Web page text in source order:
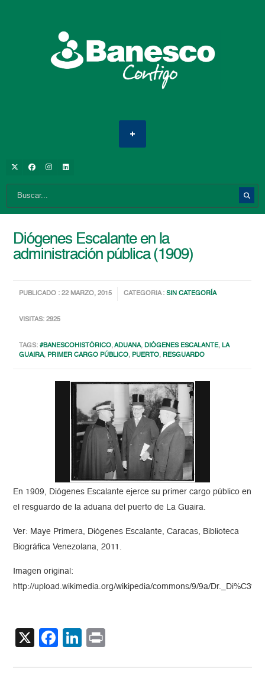
Diógenes Escalante en la
administración pública (1909)
PUBLICADO : 22 MARZO, 2015 CATEGORIA :SIN CATEGORÍA
VISITAS: 2925
TAGS:#BANESCOHISTÓRICO,ADUANA,DIÓGENES ESCALANTE,LA
GUAIRA, PRIMER CARGO PÚBLICO, PUERTO, RESGUARDO
En 1909, Diógenes Escalante ejerce su primer cargo público en
el resguardo de la aduana del puerto de La Guaira.
Ver: Maye Primera, Diógenes Escalante, Caracas, Biblioteca
Biográfica Venezolana, 2011.
Imagen original:
http://upload.wikimedia.org/wikipedia/commons/9/9a/
X Facebook
LinkedIn